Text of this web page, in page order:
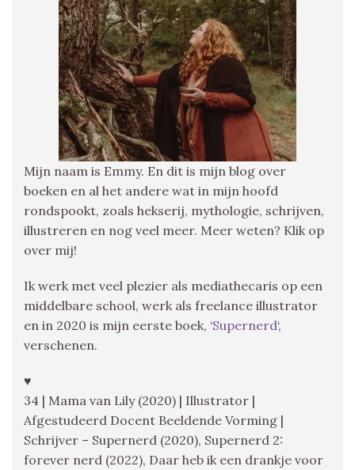
Mijn naam is Emmy. En dit is mijn blog over
boeken en al het andere wat in mijn hoofd
rondspookt, zoals hekserij, mythologie, schrijven,
illustreren en nog veel meer. Meer weten? Klik op
over mij!
Ik werk met veel plezier als mediathecaris op een
middelbare school, werk als freelance illustrator
en in 2020 is mijn eerste boek, ‘Supernerd‘,
verschenen.
♥
34 | Mama van Lily (2020) | Illustrator |
Afgestudeerd Docent Beeldende Vorming |
Schrijver – Supernerd (2020), Supernerd 2:
forever nerd (2022), Daar heb ik een drankje voor